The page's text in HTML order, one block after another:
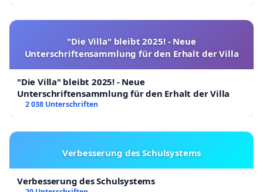
"Die Villa" bleibt 2025! - Neue
Unterschriftensammlung für den Erhalt der Villa
"Die Villa" bleibt 2025! - Neue
Unterschriftensammlung für den Erhalt der Villa
2 038 Unterschriften
Verbesserung des Schulsystems
Verbesserung des Schulsystems